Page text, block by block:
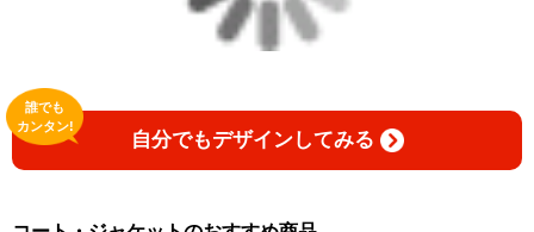
自分でもデザインしてみる
誰でも
カンタン!